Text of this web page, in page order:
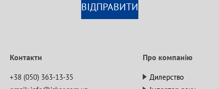
Контакти
+38 (050) 363-13-35
Про компанію
Дилерство
ВІДПРАВИТИ